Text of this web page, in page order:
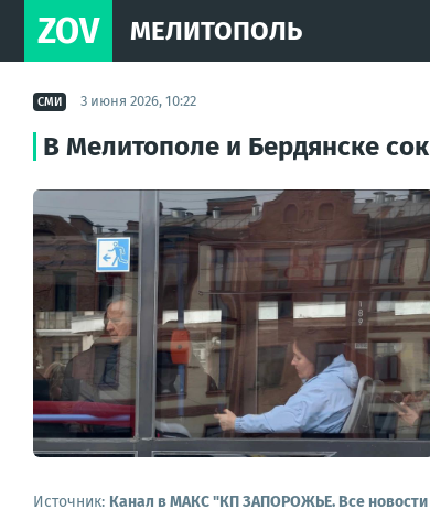
ZOV МЕЛИТОПОЛЬ
СМИ 3 июня 2026, 10:22
В Мелитополе и Бердянске
Источник: Канал в МАКС "КП ЗАПОРОЖЬЕ. Все